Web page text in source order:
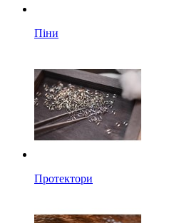
Піни
Протектори